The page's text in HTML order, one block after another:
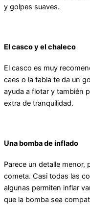
y golpes suaves.
El casco y el chaleco
El casco es muy
caes o la tabla te da un
ayuda a flotar y también
extra de tranquilidad.
Una bomba de inflado
Parece un detalle
cometa. Casi todas las
algunas permiten inflar
que la bomba sea